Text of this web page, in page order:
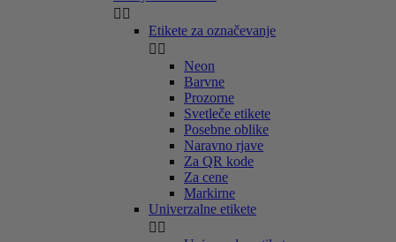
 
Etikete za označevanje
 
Neon
Barvne
Prozorne
Svetleče etikete
Posebne oblike
Naravno rjave
Za QR kode
Za cene
Markirne
Univerzalne etikete
 